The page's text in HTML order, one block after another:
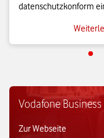
datenschutzkonform
Einstellungen für
Vodafone Business
Zur Webseite